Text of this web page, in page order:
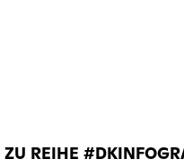
ZU REIHE